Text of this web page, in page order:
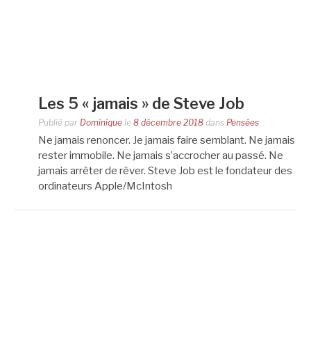
Les 5 « jamais » de Steve Job
Publié par Dominique le 8 décembre 2018 dans Pensées
Ne jamais renoncer. Je jamais faire semblant. Ne jamais
rester immobile. Ne jamais s’accrocher au passé. Ne
jamais arrêter de rêver. Steve Job est le fondateur des
ordinateurs Apple/McIntosh